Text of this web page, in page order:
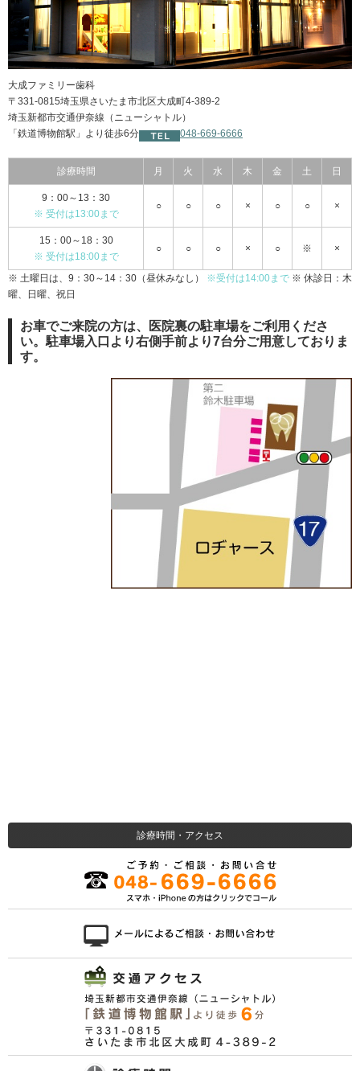
大成ファミリー歯科
〒331-0815埼玉県さいたま市北区大成町4-389-2
埼玉新都市交通伊奈線（ニューシャトル）
「鉄道博物館駅」より徒歩6分
048-669-6666
診療時間 月 火 水 木 金 土 日
9：00～13：30
※ 受付は13:00まで
○ ○ ○ × ○ ○ ×
15：00～18：30
※ 受付は18:00まで
○ ○ ○ × ○ ※ ×
※ 土曜日は、9：30～14：30（昼休みなし） ※受付は14:00まで ※ 休診日：木
曜、日曜、祝日
お車でご来院の方は、医院裏の駐車場をご利用くださ
い。駐車場入口より右側手前より7台分ご用意しておりま
す。
診療時間・アクセス